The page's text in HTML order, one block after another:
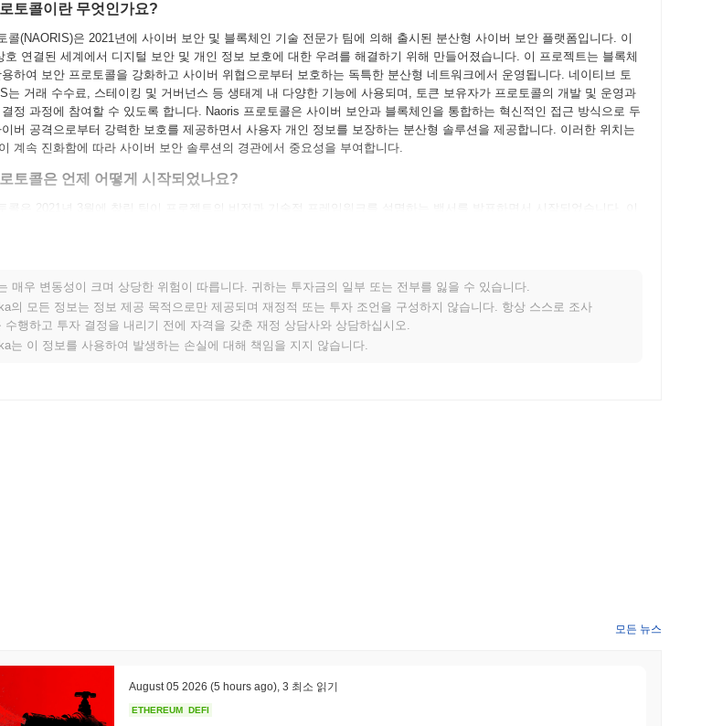
토콜이란 무엇인가요?
콜(NAORIS)은 2021년에 사이버 보안 및 블록체인 기술 전문가 팀에 의해 출시된 분산형 사이버 보안 플랫폼입니다. 이
호 연결된 세계에서 디지털 보안 및 개인 정보 보호에 대한 우려를 해결하기 위해 만들어졌습니다. 이 프로젝트는 블록체
하여 보안 프로토콜을 강화하고 사이버 위협으로부터 보호하는 독특한 분산형 네트워크에서 운영됩니다. 네이티브 토
는 거래 수수료, 스테이킹 및 거버넌스 등 생태계 내 다양한 기능에 사용되며, 토큰 보유자가 프로토콜의 개발 및 운영과
정 과정에 참여할 수 있도록 합니다. Naoris 프로토콜은 사이버 보안과 블록체인을 통합하는 혁신적인 접근 방식으로 두
버 공격으로부터 강력한 보호를 제공하면서 사용자 개인 정보를 보장하는 분산형 솔루션을 제공합니다. 이러한 위치는
계속 진화함에 따라 사이버 보안 솔루션의 경관에서 중요성을 부여합니다.
토콜은 언제 어떻게 시작되었나요?
콜은 2021년 3월에 창립 팀이 프로젝트의 비전과 기술적 프레임워크를 설명하는 백서를 발표하면서 시작되었습니다. 이
을 다듬고 강력한 사용자 경험을 보장하는 데 중요한 역할을 했습니다. 테스트넷 단계 이후, Naoris 프로토콜은 2021년
을 목표로 하는 분산형 보안 프레임워크를 만드는 데 집중되었습니다. Naoris 토큰의 초기 분배는 2022년 초 공정 출시 모
루어졌으며, 이는 참가자들에게 공정한 접근을 보장하기 위한 것이었습니다. 이러한 기초 단계는 Naoris 프로토콜의 성장
하고 분산형 보안 경관 내에서의 미래 개발을 위한 기반을 마련했습니다.
토콜의 향후 계획은 무엇인가요?
력한 파트너십 네트워크의 조합은 Naoris 프로토콜을 분산형 사이버 보안 솔루션의 진화하는 경관에서 독특한 플레이어로
토콜로 무엇을 할 수 있나요?
은 Naoris 프로토콜 생태계 내에서 여러 기능을 수행합니다. 주로 거래 수수료에 사용되며, 사용자가 가치를 전송하고 프
된 분산형 애플리케이션(dApps)과 상호작용할 수 있도록 합니다. NAORIS 보유자는 스테이킹에 참여할 수 있으며, 이는
매우 변동성이 크며 상당한 위험이 따릅니다. 귀하는 투자금의 일부 또는 전부를 잃을 수 있습니다.
의 모든 정보는 정보 제공 목적으로만 제공되며 재정적 또는 투자 조언을 구성하지 않습니다. 항상 스스로 조사
수행하고 투자 결정을 내리기 전에 자격을 갖춘 재정 상담사와 상담하십시오.
는 이 정보를 사용하여 발생하는 손실에 대해 책임을 지지 않습니다.
모든 뉴스
August 05 2026 (5 hours ago) 3 최소 읽기
ETHEREUM DEFI